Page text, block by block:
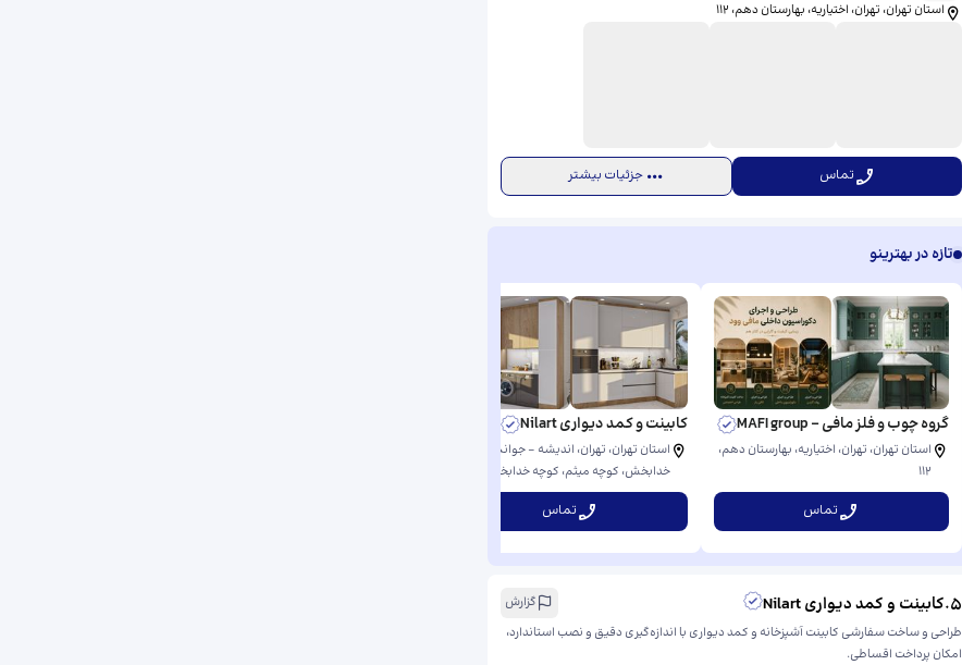
استان تهران، تهران، اختیاریه، بهارستان دهم، ​112
تماس جزئیات بیشتر
تازه در بهترینو
گروه چوب و فلز مافی - MAFI group
استان تهران، تهران، اختیاریه، بهارستان دهم، ​
112
تماس
کابینت و کمد دیواری Nilart
استان تهران، تهران، اندیشه - جوانمردان،
خدابخش، ​کوچه میثم، کوچه خدابخش پلاک
۵ موسوی
تماس
5
.کابینت و کمد دیواری Nilart
گزارش
طراحی و ساخت سفارشی کابینت آشپزخانه و کمد دیواری با اندازه‌گیری دقیق و نصب استاندارد،
امکان پرداخت اقساطی.